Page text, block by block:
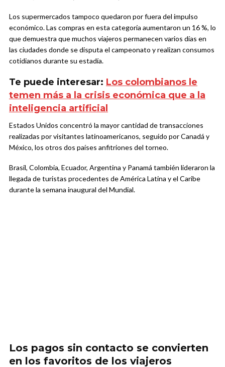
Los supermercados tampoco quedaron por fuera del impulso
económico. Las compras en esta categoría aumentaron un 16 %, lo
que demuestra que muchos viajeros permanecen varios días en
las ciudades donde se disputa el campeonato y realizan consumos
cotidianos durante su estadía.
Te puede interesar: Los colombianos le
temen más a la crisis económica que a la
inteligencia artificial
Estados Unidos concentró la mayor cantidad de transacciones
realizadas por visitantes latinoamericanos, seguido por Canadá y
México, los otros dos países anfitriones del torneo.
Brasil, Colombia, Ecuador, Argentina y Panamá también lideraron la
llegada de turistas procedentes de América Latina y el Caribe
durante la semana inaugural del Mundial.
Los pagos sin contacto se convierten
en los favoritos de los viajeros